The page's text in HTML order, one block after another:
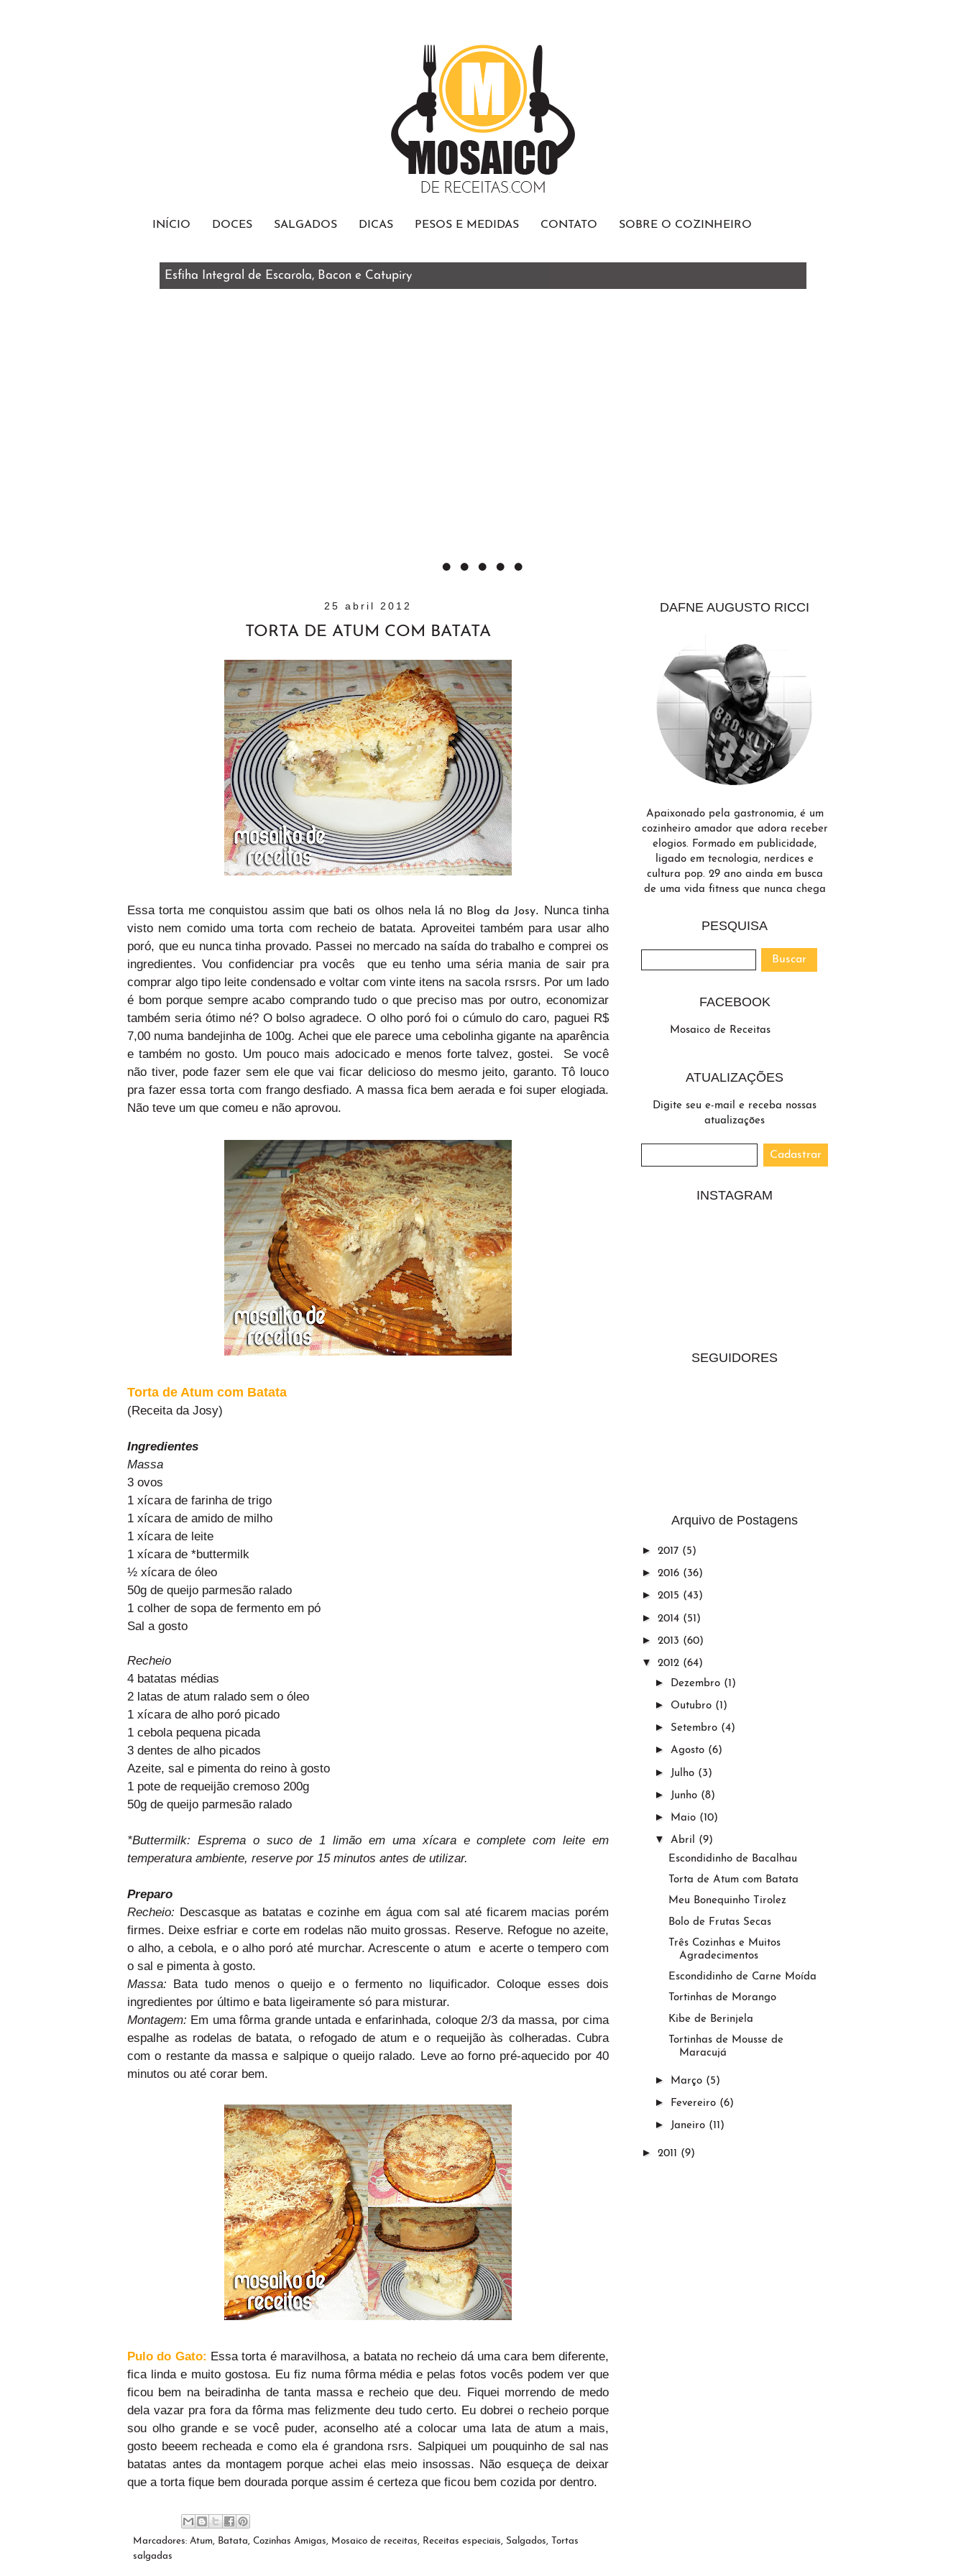
INÍCIO DOCES SALGADOS DICAS PESOS E MEDIDAS CONTATO SOBRE O COZINHEIRO
Esfiha Integral de Escarola, Bacon e Catupiry
25 abril 2012
TORTA DE ATUM COM BATATA
Essa torta me conquistou assim que bati os olhos nela lá no Blog da Josy . Nunca tinha
visto nem comido uma torta com recheio de batata. Aproveitei também para usar alho
poró, que eu nunca tinha provado. Passei no mercado na saída do trabalho e comprei os
ingredientes. Vou confidenciar pra vocês que eu tenho uma séria mania de sair pra
comprar algo tipo leite condensado e voltar com vinte itens na sacola rsrsrs. Por um lado
é bom porque sempre acabo comprando tudo o que preciso mas por outro, economizar
também seria ótimo né? O bolso agradece. O olho poró foi o cúmulo do caro, paguei R$
7,00 numa bandejinha de 100g. Achei que ele parece uma cebolinha gigante na aparência
e também no gosto. Um pouco mais adocicado e menos forte talvez, gostei. Se você
não tiver, pode fazer sem ele que vai ficar delicioso do mesmo jeito, garanto. Tô louco
pra fazer essa torta com frango desfiado. A massa fica bem aerada e foi super elogiada.
Não teve um que comeu e não aprovou.
Torta de Atum com Batata
(Receita da Josy)
Ingredientes
Massa
3 ovos
1 xícara de farinha de trigo
1 xícara de amido de milho
1 xícara de leite
1 xícara de *buttermilk
½ xícara de óleo
50g de queijo parmesão ralado
1 colher de sopa de fermento em pó
Sal a gosto
Recheio
4 batatas médias
2 latas de atum ralado sem o óleo
1 xícara de alho poró picado
1 cebola pequena picada
3 dentes de alho picados
Azeite, sal e pimenta do reino à gosto
1 pote de requeijão cremoso 200g
50g de queijo parmesão ralado
*Buttermilk: Esprema o suco de 1 limão em uma xícara e complete com leite em
temperatura ambiente, reserve por 15 minutos antes de utilizar.
Preparo
Recheio: Descasque as batatas e cozinhe em água com sal até ficarem macias porém
firmes. Deixe esfriar e corte em rodelas não muito grossas. Reserve. Refogue no azeite,
o alho, a cebola, e o alho poró até murchar. Acrescente o atum e acerte o tempero com
o sal e pimenta à gosto.
Massa: Bata tudo menos o queijo e o fermento no liquificador. Coloque esses dois
ingredientes por último e bata ligeiramente só para misturar.
Montagem: Em uma fôrma grande untada e enfarinhada, coloque 2/3 da massa, por cima
espalhe as rodelas de batata, o refogado de atum e o requeijão às colheradas. Cubra
com o restante da massa e salpique o queijo ralado. Leve ao forno pré-aquecido por 40
minutos ou até corar bem.
Pulo do Gato: Essa torta é maravilhosa, a batata no recheio dá uma cara bem diferente,
fica linda e muito gostosa. Eu fiz numa fôrma média e pelas fotos vocês podem ver que
ficou bem na beiradinha de tanta massa e recheio que deu. Fiquei morrendo de medo
dela vazar pra fora da fôrma mas felizmente deu tudo certo. Eu dobrei o recheio porque
sou olho grande e se você puder, aconselho até a colocar uma lata de atum a mais,
gosto beeem recheada e como ela é grandona rsrs. Salpiquei um pouquinho de sal nas
batatas antes da montagem porque achei elas meio insossas. Não esqueça de deixar
que a torta fique bem dourada porque assim é certeza que ficou bem cozida por dentro.
Marcadores: Atum, Batata, Cozinhas Amigas, Mosaico de receitas, Receitas especiais, Salgados,
Tortas
salgadas
DAFNE AUGUSTO RICCI
Apaixonado pela gastronomia, é um
cozinheiro amador que adora receber
elogios. Formado em publicidade,
ligado em tecnologia, nerdices e
cultura pop. 29 ano ainda em busca
de uma vida fitness que nunca chega
PESQUISA
FACEBOOK
Mosaico de Receitas
ATUALIZAÇÕES
Digite seu e-mail e receba nossas
atualizações
INSTAGRAM
SEGUIDORES
Arquivo de Postagens
► 2017 (5)
► 2016 (36)
► 2015 (43)
► 2014 (51)
► 2013 (60)
▼ 2012 (64)
► Dezembro (1)
► Outubro (1)
► Setembro (4)
► Agosto (6)
► Julho (3)
► Junho (8)
► Maio (10)
▼ Abril (9)
Escondidinho de Bacalhau
Torta de Atum com Batata
Meu Bonequinho Tirolez
Bolo de Frutas Secas
Três Cozinhas e Muitos
Agradecimentos
Escondidinho de Carne Moída
Tortinhas de Morango
Kibe de Berinjela
Tortinhas de Mousse de
Maracujá
► Março (5)
► Fevereiro (6)
► Janeiro (11)
► 2011 (9)